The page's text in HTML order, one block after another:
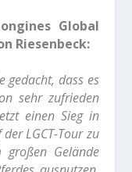
Global
Riesenbeck:
gedacht, dass es
sehr zufrieden
einen Sieg in
LGCT-Tour zu
Gelände